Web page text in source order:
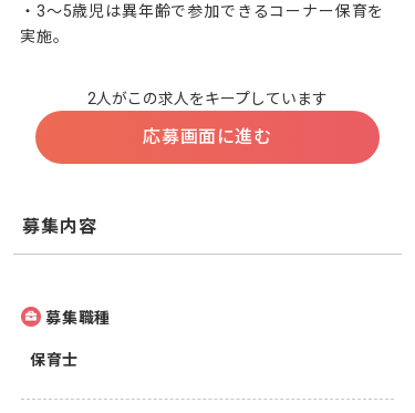
・3～5歳児は異年齢で参加できるコーナー保育を
実施。
2人がこの求人をキープしています
応募画面に進む
募集内容
募集職種
保育士